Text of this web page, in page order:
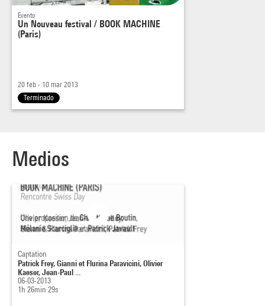
Evento
Un Nouveau festival / BOOK MACHINE
(Paris)
20 feb - 10 mar 2013
Terminado
Medios
Captation
Patrick Frey, Gianni et Flurina Paravicini, Olivier
Kaeser, Jean-Paul ...
06-03-2013
1h 26min 29s